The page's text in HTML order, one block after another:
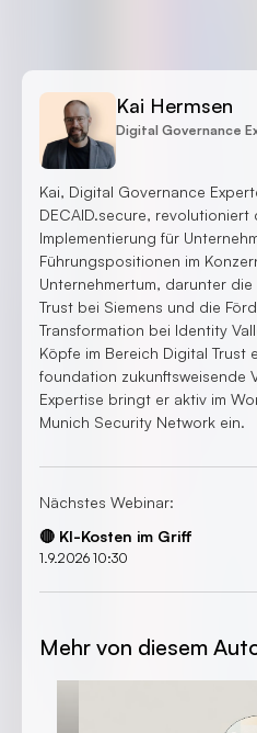
Kai Hermsen
Digital Governance
Kai, Digital Governance
DECAID.secure, revolutioniert
Implementierung für
Führungspositionen im
Unternehmertum, darunter
Trust bei Siemens und die
Transformation bei Identity
Köpfe im Bereich Digital Trust
foundation zukunftsweisende
Expertise bringt er aktiv im
Munich Security Network ein.
Nächstes Webinar:
🔴 KI-Kosten im Griff
1.9.2026 10:30
Mehr von diesem